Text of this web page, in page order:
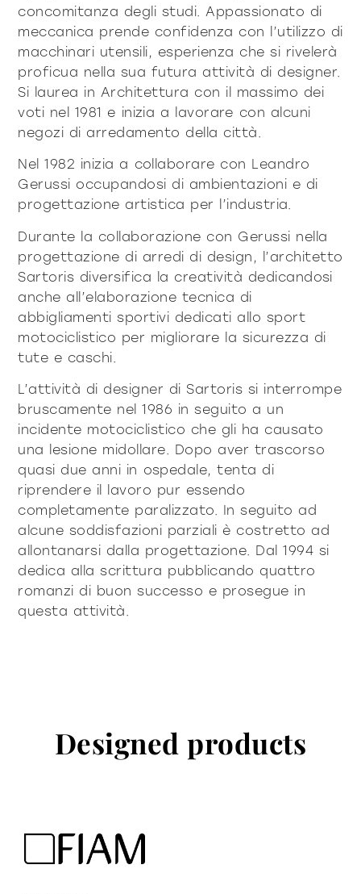
concomitanza degli studi. Appassionato di
meccanica prende confidenza con l’utilizzo di
macchinari utensili, esperienza che si rivelerà
proficua nella sua futura attività di designer.
Si laurea in Architettura con il massimo dei
voti nel 1981 e inizia a lavorare con alcuni
negozi di arredamento della città.
Nel 1982 inizia a collaborare con Leandro
Gerussi occupandosi di ambientazioni e di
progettazione artistica per l’industria.
Durante la collaborazione con Gerussi nella
progettazione di arredi di design, l’architetto
Sartoris diversifica la creatività dedicandosi
anche all’elaborazione tecnica di
abbigliamenti sportivi dedicati allo sport
motociclistico per migliorare la sicurezza di
tute e caschi.
L’attività di designer di Sartoris si interrompe
bruscamente nel 1986 in seguito a un
incidente motociclistico che gli ha causato
una lesione midollare. Dopo aver trascorso
quasi due anni in ospedale, tenta di
riprendere il lavoro pur essendo
completamente paralizzato. In seguito ad
alcune soddisfazioni parziali è costretto ad
allontanarsi dalla progettazione. Dal 1994 si
dedica alla scrittura pubblicando quattro
romanzi di buon successo e prosegue in
questa attività.
Designed products